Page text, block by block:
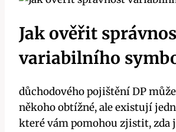
Jak ověřit
variabilního
důchodového pojištění DP
někoho obtížné, ale existují
které vám pomohou zjistit, zda